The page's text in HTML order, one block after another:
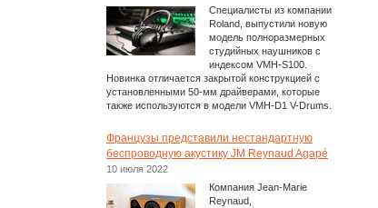
Специалисты из компании
Roland, выпустили новую
модель полноразмерных
студийных наушников с
индексом VMH-S100.
Новинка отличается закрытой конструкцией с
установленными 50-мм драйверами, которые
также используются в модели VMH-D1 V-Drums.
Французы представили нестандартную
беспроводную акустику JM Reynaud Agapé
10 июля 2022
Компания Jean-Marie
Reynaud,